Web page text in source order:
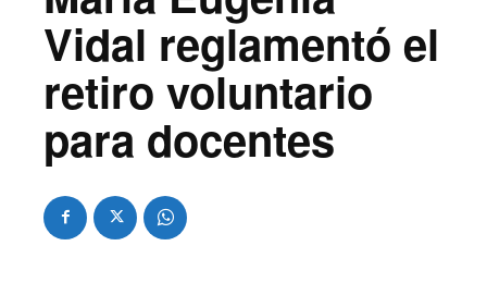
Vidal reglamentó el
retiro voluntario
para docentes